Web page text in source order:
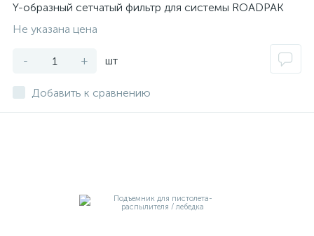
Y-образный сетчатый фильтр для системы ROADPAK
Не указана цена
- + шт
Добавить к сравнению